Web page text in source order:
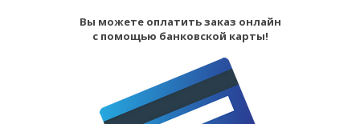
Вы можете оплатить заказ онлайн
с помощью банковской карты!